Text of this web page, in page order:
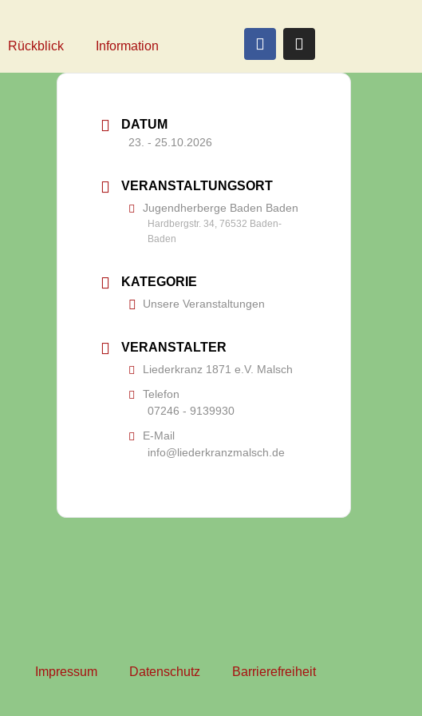
Rückblick Information
DATUM
23. - 25.10.2026
VERANSTALTUNGSORT
Jugendherberge Baden Baden
Hardbergstr. 34, 76532 Baden-
Baden
KATEGORIE
Unsere Veranstaltungen
VERANSTALTER
Liederkranz 1871 e.V. Malsch
Telefon
07246 - 9139930
E-Mail
info@liederkranzmalsch.de
Impressum Datenschutz Barrierefreiheit